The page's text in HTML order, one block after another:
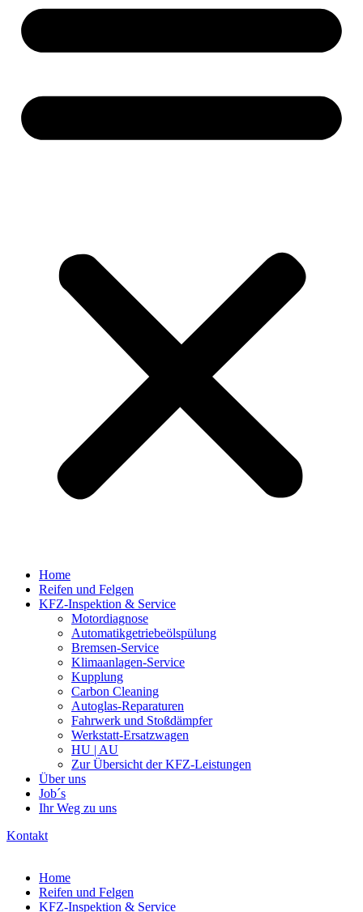
Home
Reifen und Felgen
KFZ-Inspektion & Service
Motordiagnose
Automatikgetriebeölspülung
Bremsen-Service
Klimaanlagen-Service
Kupplung
Carbon Cleaning
Autoglas-Reparaturen
Fahrwerk und Stoßdämpfer
Werkstatt-Ersatzwagen
HU | AU
Zur Übersicht der KFZ-Leistungen
Über uns
Job´s
Ihr Weg zu uns
Kontakt
Home
Reifen und Felgen
KFZ-Inspektion & Service